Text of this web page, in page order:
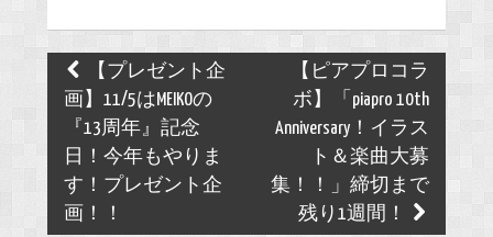
Post
navigation
【プレゼント企
画】11/5はMEIKOの
『13周年』記念
日！今年もやりま
す！プレゼント企
画！！
【ピアプロコラ
ボ】「piapro 10th
Anniversary！イラス
ト＆楽曲大募
集！！」締切まで
残り1週間！